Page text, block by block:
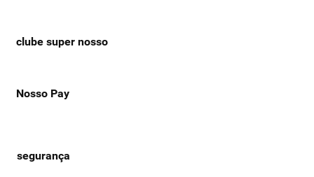
clube super nosso
Nosso Pay